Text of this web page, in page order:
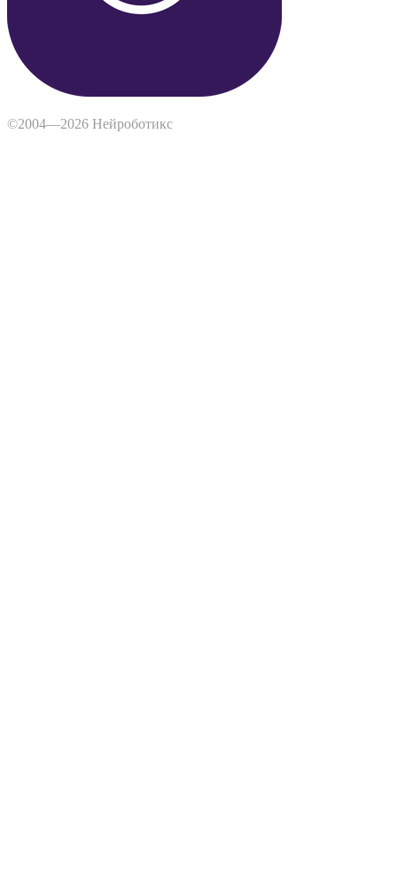
©2004—2026 Нейроботикс